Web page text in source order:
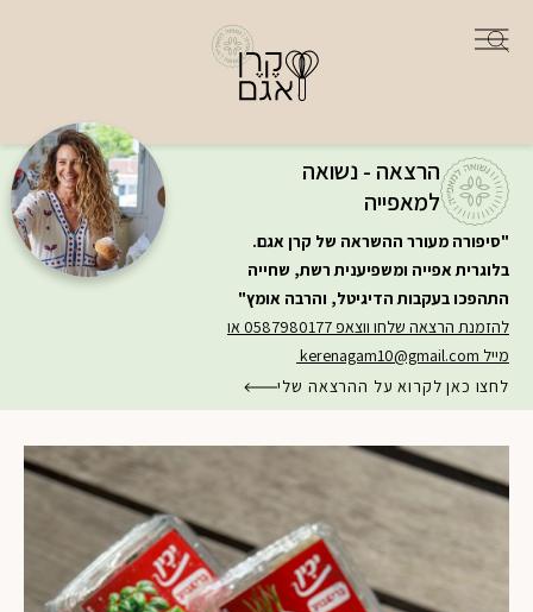
הרצאה - נשואה
למאפייה
"סיפורה מעורר ההשראה של קרן אגם.
בלוגרית אפייה ומשפיענית רשת, שחייה
התהפכו בעקבות הדיגיטל, והרבה אומץ"
להזמנת הרצאה שלחו ווצאפ 0587980177 או
מייל kerenagam10@gmail.com
לחצו כאן לקרוא על ההרצאה שלי